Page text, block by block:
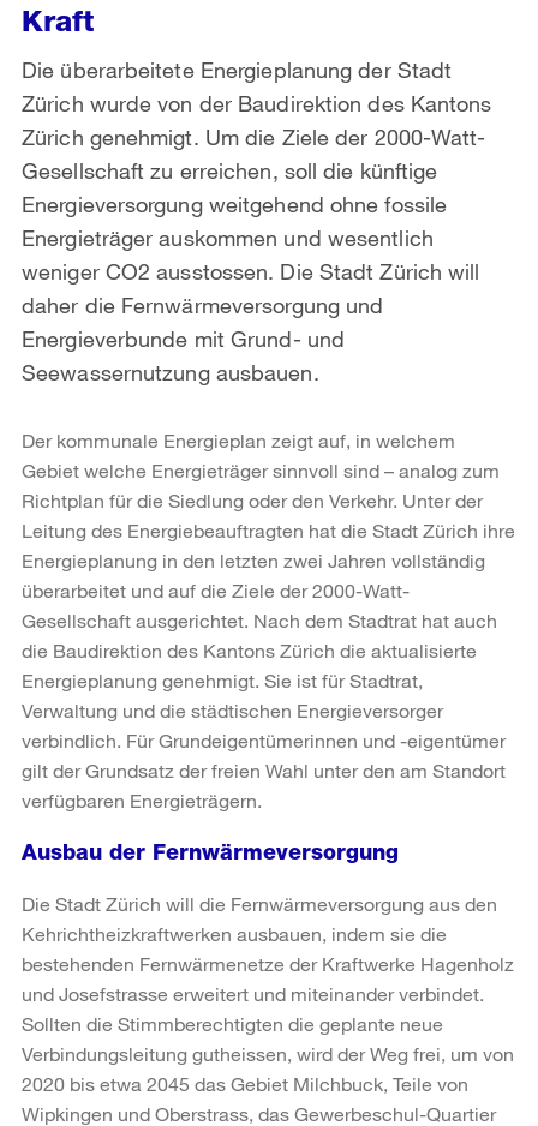
Kraft
Die überarbeitete Energieplanung der Stadt
Zürich wurde von der Baudirektion des Kantons
Zürich genehmigt. Um die Ziele der 2000-Watt-
Gesellschaft zu erreichen, soll die künftige
Energieversorgung weitgehend ohne fossile
Energieträger auskommen und wesentlich
weniger CO2 ausstossen. Die Stadt Zürich will
daher die Fernwärmeversorgung und
Energieverbunde mit Grund- und
Seewassernutzung ausbauen.
Der kommunale Energieplan zeigt auf, in welchem
Gebiet welche Energieträger sinnvoll sind – analog zum
Richtplan für die Siedlung oder den Verkehr. Unter der
Leitung des Energiebeauftragten hat die Stadt Zürich ihre
Energieplanung in den letzten zwei Jahren vollständig
überarbeitet und auf die Ziele der 2000-Watt-
Gesellschaft ausgerichtet. Nach dem Stadtrat hat auch
die Baudirektion des Kantons Zürich die aktualisierte
Energieplanung genehmigt. Sie ist für Stadtrat,
Verwaltung und die städtischen Energieversorger
verbindlich. Für Grundeigentümerinnen und -eigentümer
gilt der Grundsatz der freien Wahl unter den am Standort
verfügbaren Energieträgern.
Ausbau der Fernwärmeversorgung
Die Stadt Zürich will die Fernwärmeversorgung aus den
Kehrichtheizkraftwerken ausbauen, indem sie die
bestehenden Fernwärmenetze der Kraftwerke Hagenholz
und Josefstrasse erweitert und miteinander verbindet.
Sollten die Stimmberechtigten die geplante neue
Verbindungsleitung gutheissen, wird der Weg frei, um von
2020 bis etwa 2045 das Gebiet Milchbuck, Teile von
Wipkingen und Oberstrass, das Gewerbeschul-Quartier